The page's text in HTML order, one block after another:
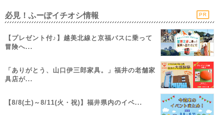
必見！ふーぽイチオシ情報 PR
【プレゼント付♪】越美北線と京福バスに乗って
冒険へ...
「ありがとう、山口伊三郎家具。」福井の老舗家
具店が...
【8/8(土)～8/11(火・祝)】福井県内のイベ...